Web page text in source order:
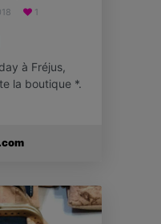
1
à Fréjus,
la boutique *.